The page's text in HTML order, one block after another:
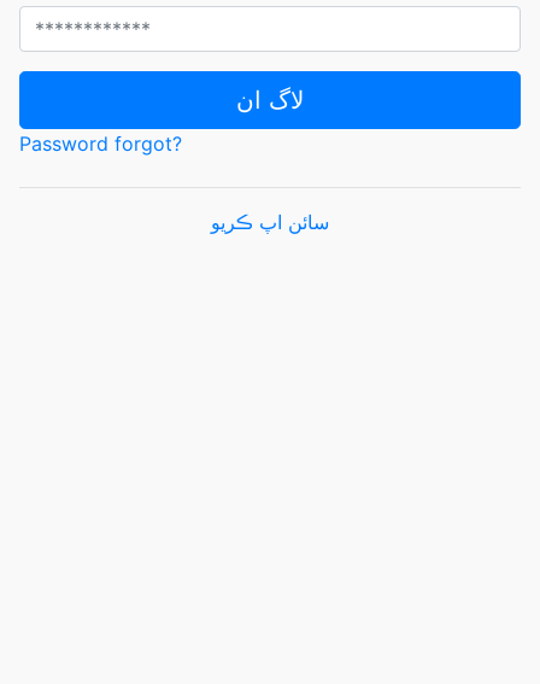
لاگ ان
Password forgot?
سائن اپ ڪريو